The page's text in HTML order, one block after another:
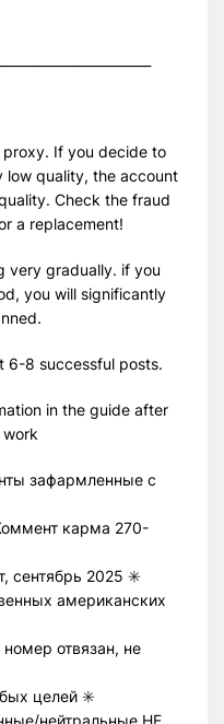
If you decide to
low quality, the account
Check the fraud
a replacement!
very gradually. if you
you will significantly
6-8 successful posts.
in the guide after
зафармленные с
карма 270-
сентябрь 2025 ✳️
американских
отвязан, не
целей ✳️
нейтральные НЕ